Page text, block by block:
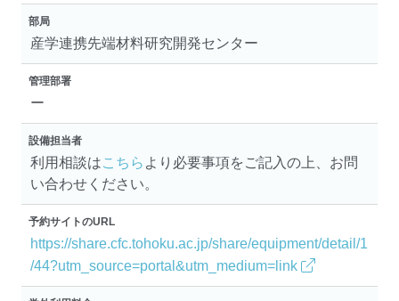
部局
産学連携先端材料研究開発センター
管理部署
ー
設備担当者
利用相談はこちら より必要事項をご記入の上、お問
い合わせください。
予約サイトのURL
https://share.cfc.tohoku.ac.jp/share/equipment/detail/1
/44?utm_source=portal&utm_medium=link